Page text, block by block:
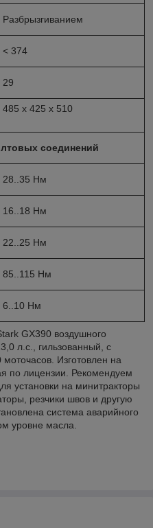
Разбрызгиванием
< 374
29
485 х 425 х 510
соединений
28..35 Нм
16..18 Нм
22..25 Нм
85..115 Нм
6..10 Нм
GX390 воздушного
л.с., гильзованный, с
Изготовлен на
по лицензии. Рекомендуем
установки на минитракторы
резчики швов и другую
система аварийного
уровне масла.